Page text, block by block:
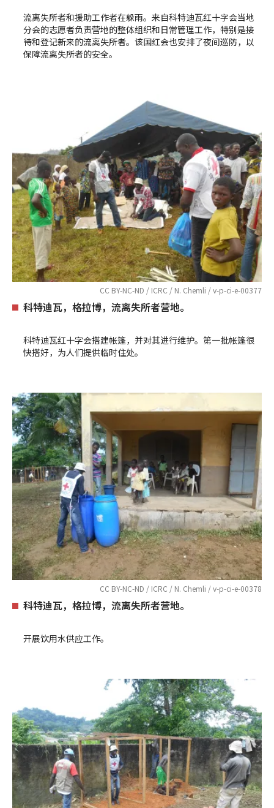
流离失所者和援助工作者在躲雨。来自科特迪瓦红十字会当地
分会的志愿者负责营地的整体组织和日常管理工作，特别是接
待和登记新来的流离失所者。该国红会也安排了夜间巡防，以
保障流离失所者的安全。
CC BY-NC-ND / ICRC / N. Chemli / v-p-ci-e-00377
科特迪瓦，格拉博，流离失所者营地。
科特迪瓦红十字会搭建帐篷，并对其进行维护。第一批帐篷很
快搭好，为人们提供临时住处。
CC BY-NC-ND / ICRC / N. Chemli / v-p-ci-e-00378
科特迪瓦，格拉博，流离失所者营地。
开展饮用水供应工作。